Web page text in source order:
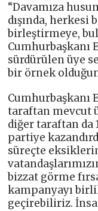
“Davamıza
dışında, herkesi
birleştirmeye,
Cumhurbaşkanı
sürdürülen üye
bir örnek
Cumhurbaşkanı
taraftan mevcut
diğer taraftan da
partiye
süreçte
bizzat görme
kampanyayı
geçirebiliriz.